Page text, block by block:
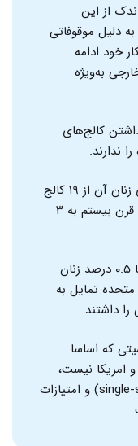
از این
دلیل موقوفاتی
خود ادامه
به‌ویژه
کالج‌های
ندارند.
فقط بریتانیاست که تعداد کالج‌های زنان آن از ۱۹ کالج
و دانشگاه در قرن نوزدهم و ابتدای قرن بیستم به ۳
به گزارش یونسکو در سال ۲۰۱۸ تنها ۰.۵ درصد زنان
متحده تمایل به
داشتند.
که اساسا
امریکا نیست،
مدارس تک‌جنسیتی (single-sex schools) و امتیازات